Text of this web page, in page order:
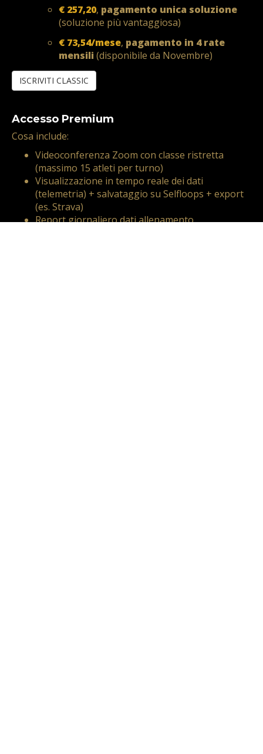
€ 257,20, pagamento unica soluzione
(soluzione più vantaggiosa)
€ 73,54/mese, pagamento in 4 rate
mensili (disponibile da Novembre)
ISCRIVITI CLASSIC
Accesso Premium
Cosa include:
Videoconferenza Zoom con classe ristretta
(massimo 15 atleti per turno)
Visualizzazione in tempo reale dei dati
(telemetria) + salvataggio su Selfloops + export
(es. Strava)
Report giornaliero dati allenamento